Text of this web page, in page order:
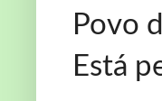
Povo
Está